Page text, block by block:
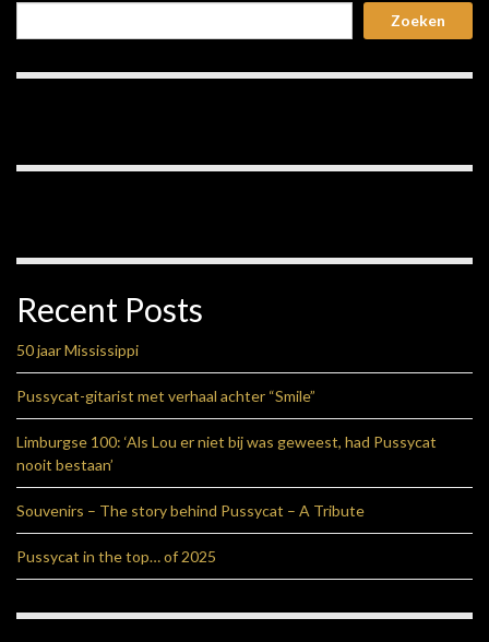
Zoeken
Recent Posts
50 jaar Mississippi
Pussycat-gitarist met verhaal achter “Smile”
Limburgse 100: ‘Als Lou er niet bij was geweest, had Pussycat
nooit bestaan’
Souvenirs – The story behind Pussycat – A Tribute
Pussycat in the top… of 2025